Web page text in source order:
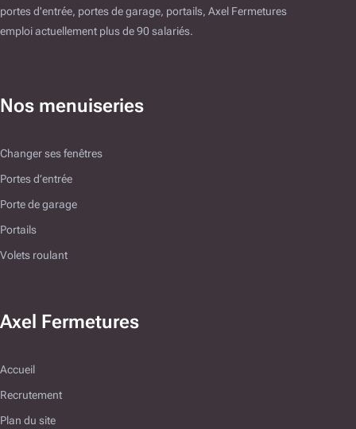
portes d'entrée, portes de garage, portails, Axel Fermetures
emploi actuellement plus de 90 salariés.
Nos menuiseries
Changer ses fenêtres
Portes d’entrée
Porte de garage
Portails
Volets roulant
Axel Fermetures
Accueil
Recrutement
Plan du site